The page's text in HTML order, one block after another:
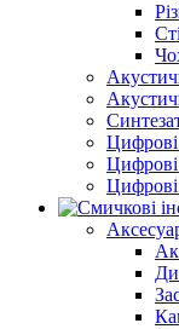
Цифрові
Цифрові